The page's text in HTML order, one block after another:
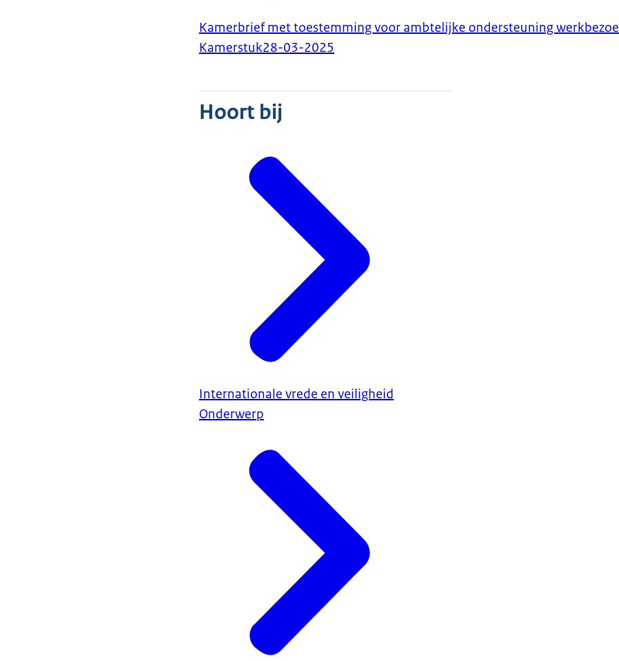
Kamerbrief met toestemming voor ambtelijke ondersteuning
Kamerstuk28-03-2025
Hoort bij
Internationale vrede en veiligheid
Onderwerp